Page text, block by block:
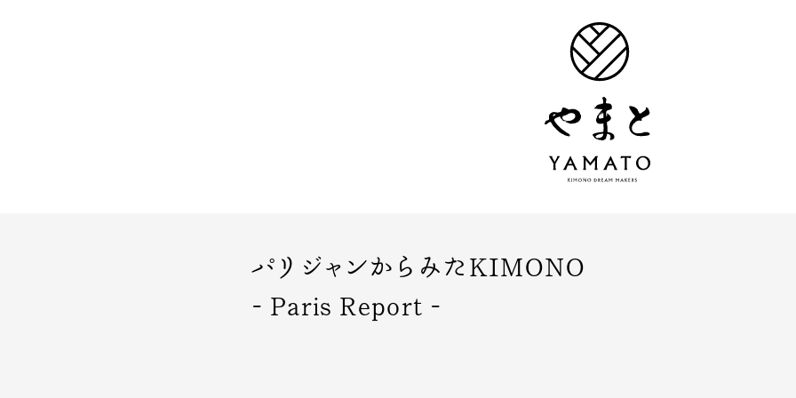
パリジャンからみたKIMONO
- Paris Report -